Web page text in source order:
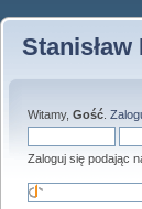
Witamy, Gość
Zaloguj się podając